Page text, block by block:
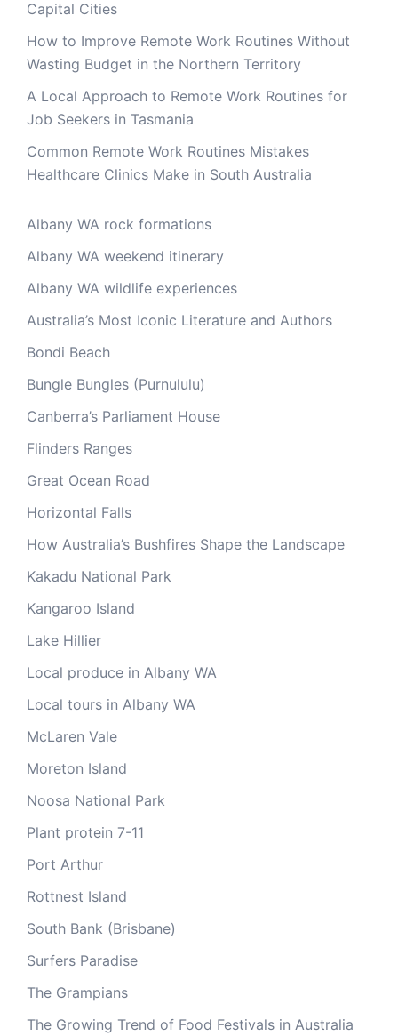
Capital Cities
How to Improve Remote Work Routines Without
Wasting Budget in the Northern Territory
A Local Approach to Remote Work Routines for
Job Seekers in Tasmania
Common Remote Work Routines Mistakes
Healthcare Clinics Make in South Australia
Albany WA rock formations
Albany WA weekend itinerary
Albany WA wildlife experiences
Australia’s Most Iconic Literature and Authors
Bondi Beach
Bungle Bungles (Purnululu)
Canberra’s Parliament House
Flinders Ranges
Great Ocean Road
Horizontal Falls
How Australia’s Bushfires Shape the Landscape
Kakadu National Park
Kangaroo Island
Lake Hillier
Local produce in Albany WA
Local tours in Albany WA
McLaren Vale
Moreton Island
Noosa National Park
Plant protein 7-11
Port Arthur
Rottnest Island
South Bank (Brisbane)
Surfers Paradise
The Grampians
The Growing Trend of Food Festivals in Australia